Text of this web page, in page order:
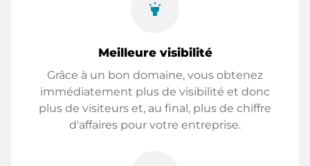
highlight
Meilleure visibilité
Grâce à un bon domaine, vous obtenez
immédiatement plus de visibilité et donc
plus de visiteurs et, au final, plus de chiffre
d'affaires pour votre entreprise.